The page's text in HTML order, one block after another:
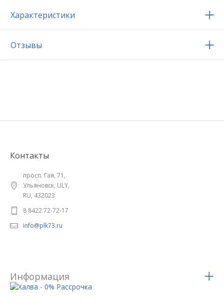
Характеристики
Отзывы
Контакты
просп. Гая, 71,
Ульяновск, ULY,
RU, 432023
8 8422 72-72-17
info@plk73.ru
Информация